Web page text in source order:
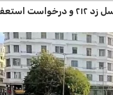
مراکش؛ ادامه اعتراضات جوانان نسل زد ۲۱۲ و